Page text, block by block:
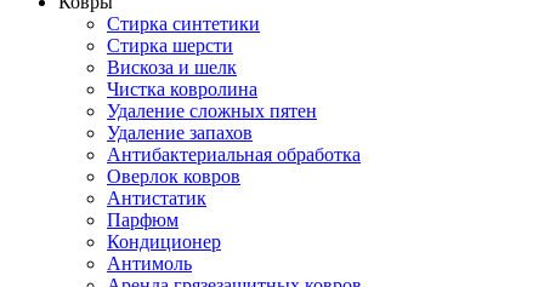
Стирка синтетики
Стирка шерсти
Вискоза и шелк
Чистка ковролина
Удаление сложных пятен
Удаление запахов
Антибактериальная обработка
Оверлок ковров
Антистатик
Парфюм
Кондиционер
Антимоль